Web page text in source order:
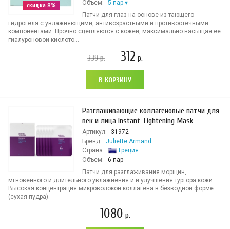
скидка 8%
Объем:
5 пар
Патчи для глаз на основе из тающего
гидрогеля с увлажняющими, антивозрастными и противоотечными
компонентами. Прочно сцепляются с кожей, максимально насыщая ее
гиалуроновой кислото...
339р. 312 р.
В КОРЗИНУ
Разглаживающие коллагеновые патчи для
век и лица Instant Tightening Mask
Артикул:
31972
Бренд:
Juliette Armand
Страна:
Греция
Объем:
6 пар
Патчи для разглаживания морщин,
мгновенного и длительного увлажнения и и улучшения тургора кожи.
Высокая концентрация микроволокон коллагена в безводной форме
(сухая пудра).
1080 р.